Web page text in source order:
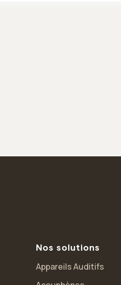
Nos solutions
Appareils Auditifs